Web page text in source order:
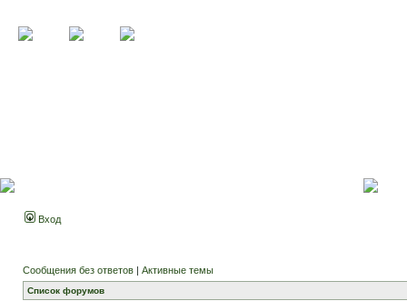
Вход
Сообщения без ответов | Активные темы
Список форумов